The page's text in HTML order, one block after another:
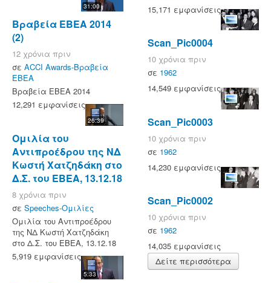
31:00
Βραβεία ΕΒΕΑ 2014
(2)
12 χρόνια πριν
σε ACCI Awards-Βραβεία
ΕΒΕΑ
Βραβεία ΕΒΕΑ 2014
12,291 εμφανίσεις
26:39
Ομιλία του
Αντιπροέδρου της ΝΔ
Κωστή Χατζηδάκη στο
Δ.Σ. του ΕΒΕΑ, 13.12.18
8 χρόνια πριν
σε Speeches-Ομιλίες
Ομιλία του Αντιπροέδρου
της ΝΔ Κωστή Χατζηδάκη
στο Δ.Σ. του ΕΒΕΑ, 13.12.18
5,919 εμφανίσεις
5:33
15,171 εμφανίσεις
Scan_Pic0004
10 χρόνια πριν
σε 1962
14,549 εμφανίσεις
Scan_Pic0003
10 χρόνια πριν
σε 1962
14,230 εμφανίσεις
Scan_Pic0002
10 χρόνια πριν
σε 1962
14,035 εμφανίσεις
Δείτε περισσότερα